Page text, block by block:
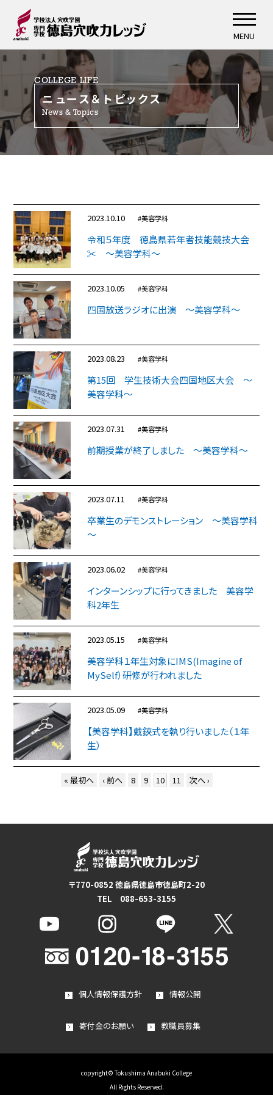
MENU
COLLEGE LIFE
ニュース＆トピックス
News & Topics
2023.10.10 #美容学科
令和５年度 徳島県若年者技能競技大会
✂ ～美容学科～
2023.10.05 #美容学科
四国放送ラジオに出演 ～美容学科～
2023.08.23 #美容学科
第15回 学生技術大会四国地区大会 ～
美容学科～
2023.07.31 #美容学科
前期授業が終了しました ～美容学科～
2023.07.11 #美容学科
卒業生のデモンストレーション ～美容学科
～
2023.06.02 #美容学科
インターンシップに行ってきました 美容学
科2年生
2023.05.15 #美容学科
美容学科１年生対象にIMS(Imagine of
MySelf）研修が行われました
2023.05.09 #美容学科
【美容学科】戴鋏式を執り行いました（１年
生）
« 最初へ ‹ 前へ 8 9 10 11 次へ ›
〒770-0852 徳島県徳島市徳島町2-20
TEL 088-653-3155
個人情報保護方針 情報公開
寄付金のお願い 教職員募集
copyright© Tokushima Anabuki College
All Rights Reserved.